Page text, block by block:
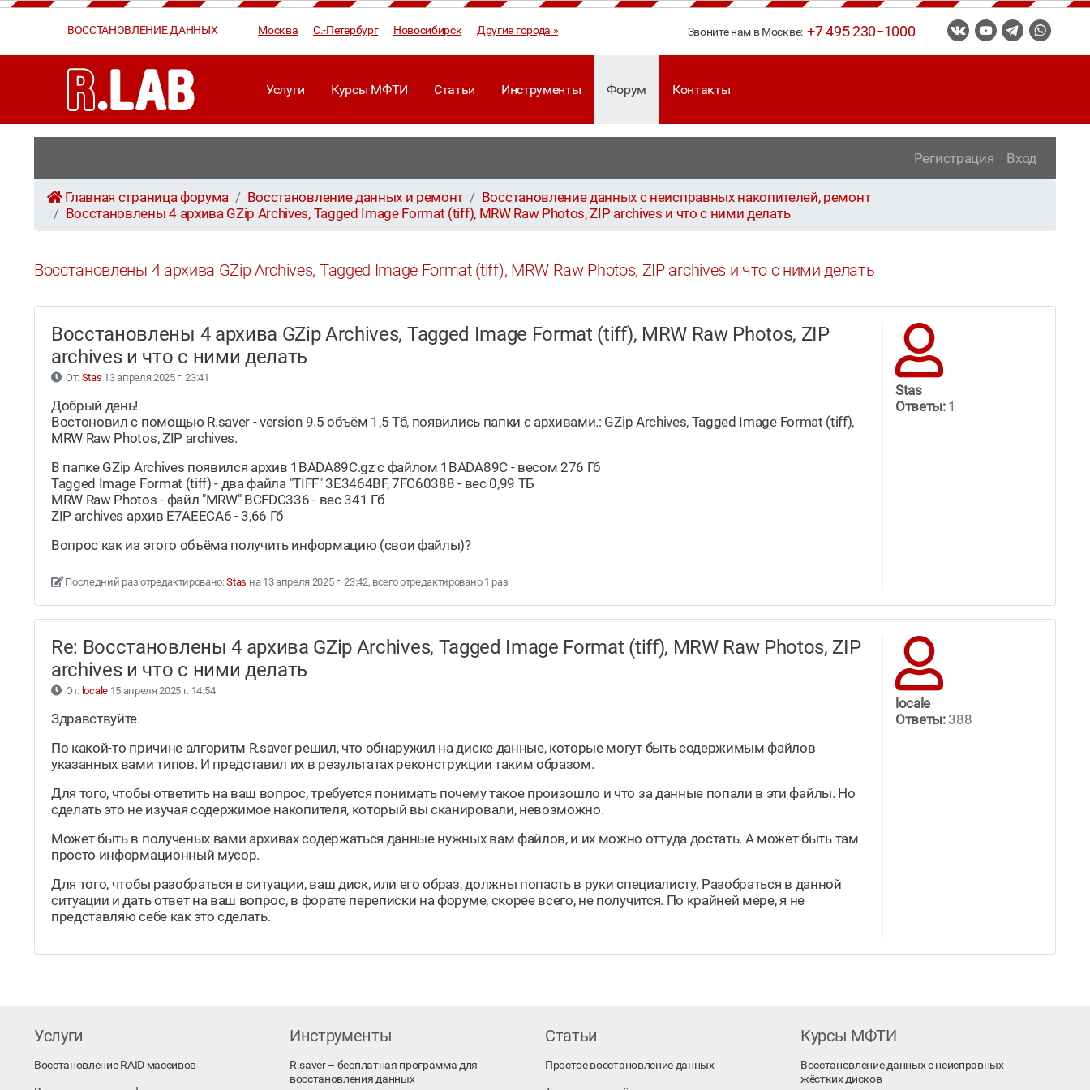
ВОССТАНОВЛЕНИЕ ДАННЫХ Москва С.-Петербург Новосибирск Другие города » Звоните нам в Москве:+7 495 230−1000
Услуги Курсы МФТИ Статьи Инструменты Форум Контакты
Регистрация Вход
Главная страница форума Восстановление данных и ремонт
Восстановление данных с неисправных накопителей, ремонт
Восстановлены 4 архива GZip Archives, Tagged Image Format (tiff), MRW Raw Photos, ZIP archives и что с ними делать
Восстановлены 4 архива GZip Archives, Tagged Image Format (tiff), MRW Raw Photos, ZIP archives и что с ними делать
Восстановлены 4 архива GZip Archives, Tagged Image Format (tiff), MRW Raw Photos, ZIP
archives и что с ними делать
От: Stas 13 апреля 2025 г. 23:41
Добрый день!
Востоновил с помощью R.saver - version 9.5 объём 1,5 Тб, появились папки с архивами.: GZip Archives, Tagged Image Format (tiff),
MRW Raw Photos, ZIP archives.
В папке GZip Archives появился архив 1BADA89C.gz с файлом 1BADA89C - весом 276 Гб
Tagged Image Format (tiff) - два файла "TIFF" 3E3464BF, 7FC60388 - вес 0,99 ТБ
MRW Raw Photos - файл "MRW" BCFDC336 - вес 341 Гб
ZIP archives архив E7AEECA6 - 3,66 Гб
Вопрос как из этого объёма получить информацию (свои файлы)?
Последний раз отредактировано:Stas на 13 апреля 2025 г. 23:42, всего отредактировано 1 раз
Stas
Ответы:1
Re: Восстановлены 4 архива GZip Archives, Tagged Image Format (tiff), MRW Raw Photos, ZIP
archives и что с ними делать
От: locale15 апреля 2025 г. 14:54
Здравствуйте.
По какой-то причине алгоритм R.saver решил, что обнаружил на диске данные, которые могут быть содержимым файлов
указанных вами типов. И представил их в результатах реконструкции таким образом.
Для того, чтобы ответить на ваш вопрос, требуется понимать почему такое произошло и что за данные попали в эти файлы. Но
сделать это не изучая содержимое накопителя, который вы сканировали, невозможно.
Может быть в полученых вами архивах содержаться данные нужных вам файлов, и их можно оттуда достать. А может быть там
просто информационный мусор.
Для того, чтобы разобраться в ситуации, ваш диск, или его образ, должны попасть в руки специалисту. Разобраться в данной
ситуации и дать ответ на ваш вопрос, в форате переписки на форуме, скорее всего, не получится. По крайней мере, я не
представляю себе как это сделать.
locale
Ответы:388
Услуги
Восстановление RAID массивов
Инструменты
R.saver – бесплатная программа для
восстановления данных
Статьи
Простое восстановление данных
Курсы МФТИ
Восстановление данных с неисправных
жёстких дисков